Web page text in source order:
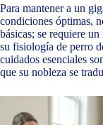
Para mantener a un
condiciones óptimas,
básicas; se requiere
su fisiología de perro
cuidados esenciales
que su nobleza se